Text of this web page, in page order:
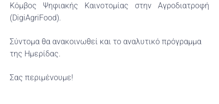
Κόμβος Ψηφιακής Καινοτομίας στην Αγροδιατροφή
(DigiAgriFood).
Σύντομα θα ανακοινωθεί και το αναλυτικό πρόγραμμα
της Ημερίδας.
Σας περιμένουμε!